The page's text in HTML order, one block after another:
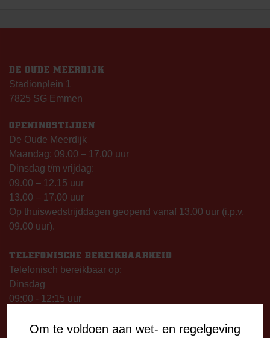
Om te voldoen aan wet- en regelgeving
DE OUDE MEERDIJK
Stadionplein 1
7825 SG Emmen
OPENINGSTIJDEN
De Oude Meerdijk
Maandag: 09.00 – 17.00 uur
Dinsdag t/m vrijdag:
09.00 – 12.15 uur
13.00 – 17.00 uur
Op thuiswedstrijddagen geopend vanaf 13.00 uur (i.p.v.
09.00 uur).
TELEFONISCHE BEREIKBAARHEID
Telefonisch bereikbaar op:
Dinsdag
09:00 - 12:15 uur
Woensdag